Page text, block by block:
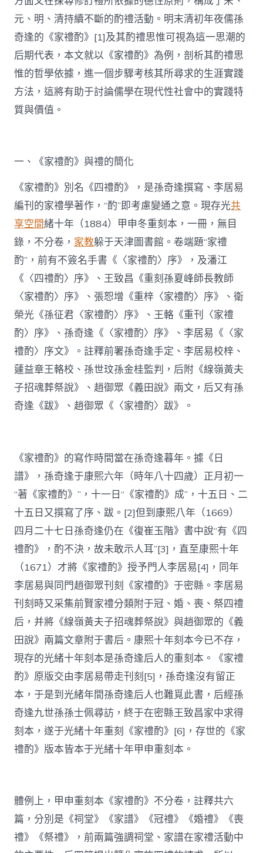
元、明、清持續不斷的酌禮活動。明末清初年夜儒孫
奇逢的《家禮酌》[1]及其酌禮思惟可視為這一思潮的
后期代表，本文就以《家禮酌》為例，剖析其酌禮思
惟的哲學依據，進一個步驟考核其所尋求的生涯實踐
方法，這將有助于討論儒學在現代性社會中的實踐特
質與價值。
一、《家禮酌》與禮的簡化
《家禮酌》別名《四禮酌》，是孫奇逢撰寫、李居易
編刊的家禮學著作，“酌”即考慮變通之意。現存光共
享空間緒十年（1884）甲申冬重刻本，一冊，無目
錄，不分卷， 家教躲于天津圖書館。卷端題“家禮
酌”，前有不簽名手書《〈家禮酌〉序》，及潘江
《〈四禮酌〉序》、王致昌《重刻孫夏峰師長教師
〈家禮酌〉序》、張恕增《重梓〈家禮酌〉序》、衛
榮光《孫征君〈家禮酌〉序》、王輅《重刊〈家禮
酌〉序》、孫奇逢《〈家禮酌〉序》、李居易《〈家
禮酌〉序文》。註釋前署孫奇逢手定、李居易校梓、
蘧益章王輅校、孫世玟孫金桂監判，后附《線嶺黃夫
子招魂葬祭說》、趙御眾《義田說》兩文，后又有孫
奇逢《跋》、趙御眾《〈家禮酌〉跋》。
《家禮酌》的寫作時間當在孫奇逢暮年。據《日
譜》，孫奇逢于康熙六年（時年八十四歲）正月初一
“著《家禮酌》”，十一日“《家禮酌》成”，十五日、二
十五日又撰寫了序、跋。[2]但到康熙八年（1669）
四月二十七日孫奇逢仍在《復崔玉階》書中說“有《四
禮酌》，酌不決，故未敢示人耳”[3]，直至康熙十年
（1671）才將《家禮酌》授予門人李居易[4]，同年
李居易與同門趙御眾刊刻《家禮酌》于密縣。李居易
刊刻時又采集前賢家禮分類附于冠、婚、喪、祭四禮
后，并將《線嶺黃夫子招魂葬祭說》與趙御眾的《義
田說》兩篇文章附于書后。康熙十年刻本今已不存，
現存的光緒十年刻本是孫奇逢后人的重刻本。《家禮
酌》原版交由李居易帶走刊刻[5]，孫奇逢沒有留正
本，于是到光緒年間孫奇逢后人也難覓此書，后經孫
奇逢九世孫孫士佩尋訪，終于在密縣王致昌家中求得
刻本，遂于光緒十年重刻《家禮酌》[6]，存世的《家
禮酌》版本皆本于光緒十年甲申重刻本。
體例上，甲申重刻本《家禮酌》不分卷，註釋共六
篇，分別是《祠堂》《家譜》《冠禮》《婚禮》《喪
禮》《祭禮》，前兩篇強調祠堂、家譜在家禮活動中